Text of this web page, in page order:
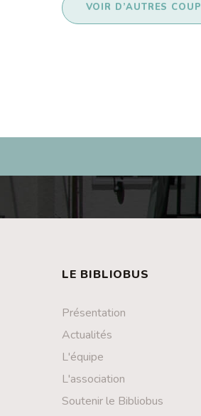
VOIR D’AUTRES
LE BIBLIOBUS
Présentation
Actualités
L'équipe
L'association
Soutenir le Bibliobus